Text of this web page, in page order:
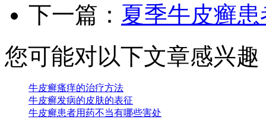
下一篇： 夏季牛皮癣
您可能对以下文章感兴趣
牛皮癣瘙痒的治疗方法
牛皮癣发病的皮肤的表征
牛皮癣患者用药不当有哪些害处